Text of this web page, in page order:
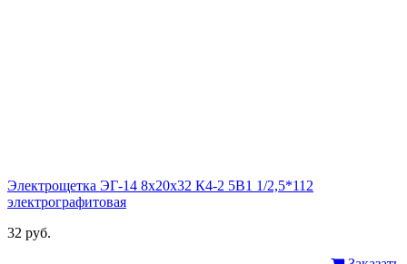
Электрощетка ЭГ-14 8х20х32 К4-2 5В1 1/2,5*112
электрографитовая
32 руб.